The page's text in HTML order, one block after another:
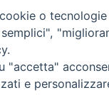
o
"accetta"
e